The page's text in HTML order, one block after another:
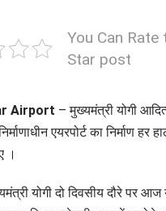
You Can
Star post
Airport – मुख्यमंत्री योगी
एयरपोर्ट का निर्माण
।
योगी दो दिवसीय दौरे पर आज